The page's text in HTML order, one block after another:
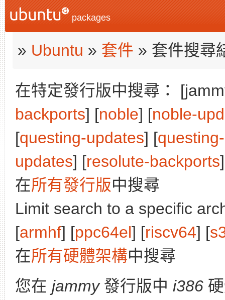
packages
» Ubuntu » 套件 » 套件搜尋
在特定發行版中搜尋：
backports] [noble] [noble-
[questing-updates] [
updates] [resolute-backports
在所有發行版中搜尋
Limit search to a specific
[armhf] [ppc64el] [riscv64] [
在所有硬體架構中搜尋
您在 jammy發行版中 i386